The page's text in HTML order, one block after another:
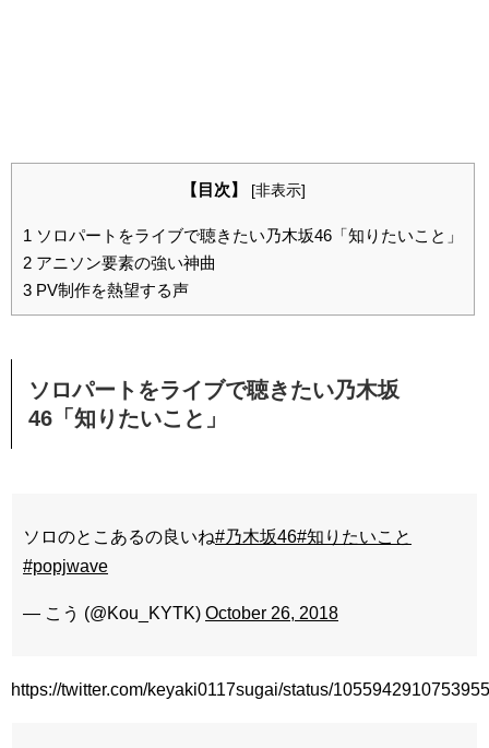
【目次】 [非表示]
1 ソロパートをライブで聴きたい乃木坂46「知りたいこと」
2 アニソン要素の強い神曲
3 PV制作を熱望する声
ソロパートをライブで聴きたい乃木坂
46「知りたいこと」
ソロのとこあるの良いね#乃木坂46#知りたいこと
#popjwave
— こう (@Kou_KYTK) October 26, 2018
https://twitter.com/keyaki0117sugai/status/